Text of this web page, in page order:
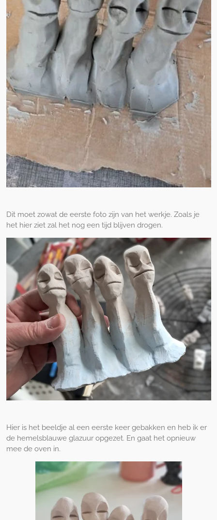
Dit moet zowat de eerste foto zijn van het werkje. Zoals je
het hier ziet zal het nog een tijd blijven drogen.
Hier is het beeldje al een eerste keer gebakken en heb ik er
de hemelsblauwe glazuur opgezet. En gaat het opnieuw
mee de oven in.